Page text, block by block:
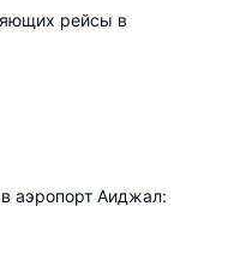
рейсы в
аэропорт Аиджал: